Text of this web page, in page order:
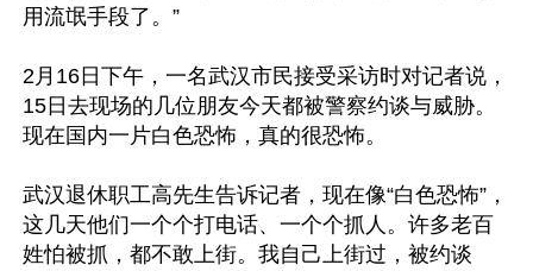
用流氓手段了。”
2月16日下午，一名武汉市民接受采访时对记者说，
15日去现场的几位朋友今天都被警察约谈与威胁。
现在国内一片白色恐怖，真的很恐怖。
武汉退休职工高先生告诉记者，现在像“白色恐怖”，
这几天他们一个个打电话、一个个抓人。许多老百
姓怕被抓，都不敢上街。我自己上街过，被约谈